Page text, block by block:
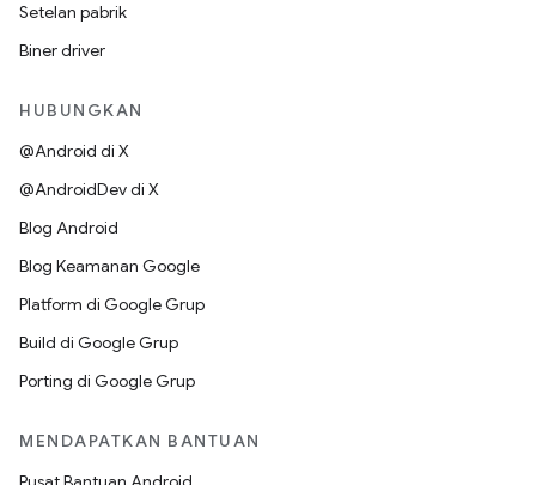
Setelan pabrik
Biner driver
HUBUNGKAN
@Android di X
@AndroidDev di X
Blog Android
Blog Keamanan Google
Platform di Google Grup
Build di Google Grup
Porting di Google Grup
MENDAPATKAN BANTUAN